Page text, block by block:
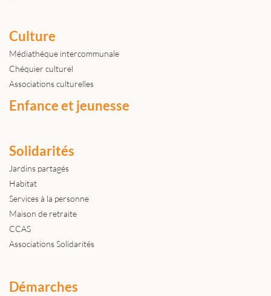
Culture
Médiathèque intercommunale
Chéquier culturel
Associations culturelles
Enfance et jeunesse
Solidarités
Jardins partagés
Habitat
Services à la personne
Maison de retraite
CCAS
Associations Solidarités
Démarches